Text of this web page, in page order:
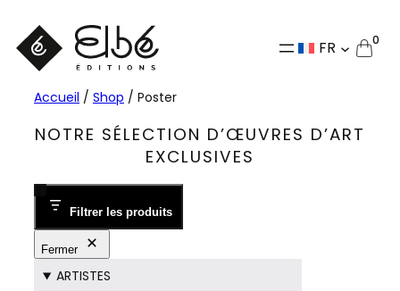
au
contenu
FR 0
Accueil / Shop / Poster
NOTRE SÉLECTION D’ŒUVRES D’ART
EXCLUSIVES
Filtrer les produits
Fermer
ARTISTES